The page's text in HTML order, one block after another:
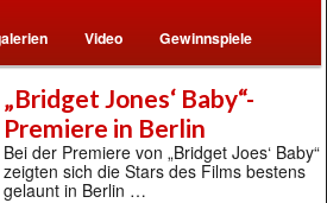
Video Gewinnspiele
„Bridget Jones‘ Baby“-
Premiere in Berlin
Bei der Premiere von „Bridget Joes‘ Baby“
zeigten sich die Stars des Films bestens
gelaunt in Berlin …